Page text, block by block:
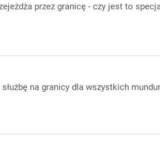
przez granicę - czy jest to
na granicy dla wszystkich